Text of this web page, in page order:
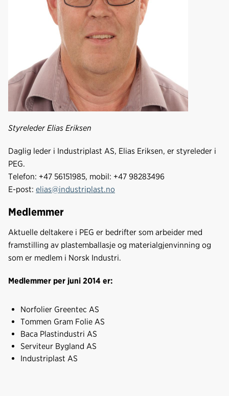
Styreleder Elias Eriksen
Daglig leder i Industriplast AS, Elias Eriksen, er styreleder i
PEG.
Telefon: +47 56151985, mobil: +47 98283496
E-post: elias@industriplast.no
Medlemmer
Aktuelle deltakere i PEG er bedrifter som arbeider med
framstilling av plastemballasje og materialgjenvinning og
som er medlem i Norsk Industri.
Medlemmer per juni 2014 er:
Norfolier Greentec AS
Tommen Gram Folie AS
Baca Plastindustri AS
Serviteur Bygland AS
Industriplast AS